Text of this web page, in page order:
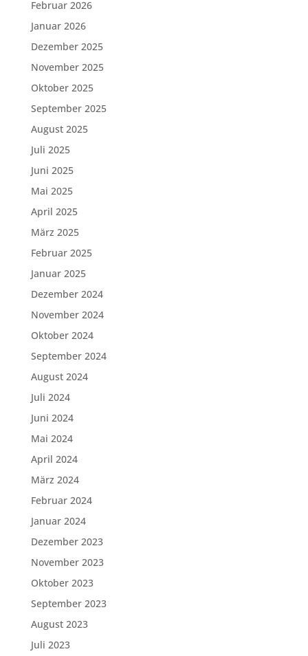
Februar 2026
Januar 2026
Dezember 2025
November 2025
Oktober 2025
September 2025
August 2025
Juli 2025
Juni 2025
Mai 2025
April 2025
März 2025
Februar 2025
Januar 2025
Dezember 2024
November 2024
Oktober 2024
September 2024
August 2024
Juli 2024
Juni 2024
Mai 2024
April 2024
März 2024
Februar 2024
Januar 2024
Dezember 2023
November 2023
Oktober 2023
September 2023
August 2023
Juli 2023